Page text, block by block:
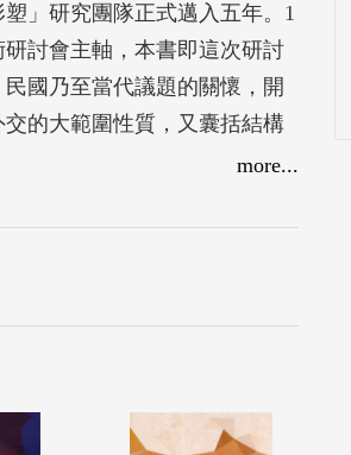
」研究團隊正式邁入五年。1
討會主軸，本書即這次研討
國乃至當代議題的關懷，開
的大範圍性質，又囊括結構
構面向發乎至微的歷史事
歷史與小歷史》。
more...